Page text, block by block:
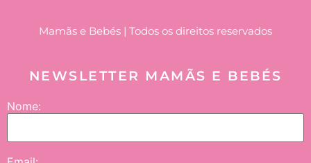
Mamãs e Bebés | Todos os direitos reservados
NEWSLETTER MAMÃS E BEBÉS
Nome: